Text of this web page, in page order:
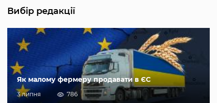
Вибір редакції
Як малому фермеру продавати в ЄС
3 липня 786